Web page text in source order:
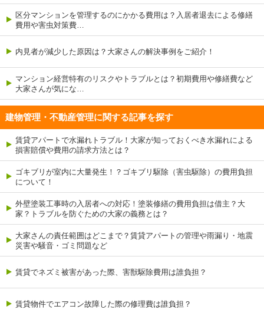
区分マンションを管理するのにかかる費用は？入居者退去による修繕
費用や害虫対策費…
内見者が減少した原因は？大家さんの解決事例をご紹介！
マンション経営特有のリスクやトラブルとは？初期費用や修繕費など
大家さんが気にな…
建物管理・不動産管理に関する記事を探す
賃貸アパートで水漏れトラブル！大家が知っておくべき水漏れによる
損害賠償や費用の請求方法とは？
ゴキブリが室内に大量発生！？ゴキブリ駆除（害虫駆除）の費用負担
について！
外壁塗装工事時の入居者への対応！塗装修繕の費用負担は借主？大
家？トラブルを防ぐための大家の義務とは？
大家さんの責任範囲はどこまで？賃貸アパートの管理や雨漏り・地震
災害や騒音・ゴミ問題など
賃貸でネズミ被害があった際、害獣駆除費用は誰負担？
賃貸物件でエアコン故障した際の修理費は誰負担？